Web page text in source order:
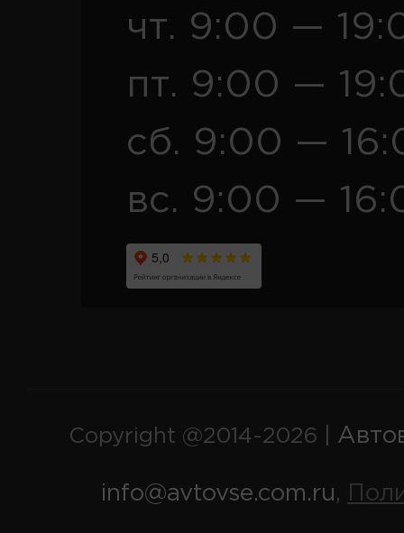
чт. 9:00 —
пт. 9:00 —
сб. 9:00 —
вс. 9:00 —
Copyright @2014-2026 |
info@avtovse.com.ru,